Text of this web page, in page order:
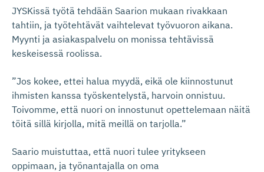
JYSKissä työtä tehdään Saarion mukaan rivakkaan
tahtiin, ja työtehtävät vaihtelevat työvuoron aikana.
Myynti ja asiakaspalvelu on monissa tehtävissä
keskeisessä roolissa.
”Jos kokee, ettei halua myydä, eikä ole kiinnostunut
ihmisten kanssa työskentelystä, harvoin onnistuu.
Toivomme, että nuori on innostunut opettelemaan näitä
töitä sillä kirjolla, mitä meillä on tarjolla.”
Saario muistuttaa, että nuori tulee yritykseen
oppimaan, ja työnantajalla on oma